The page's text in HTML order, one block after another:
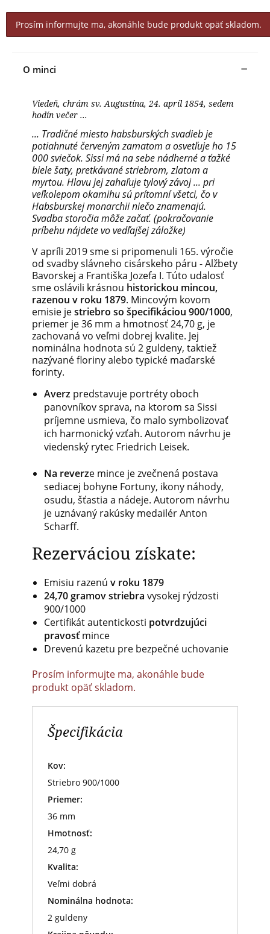
Prosím informujte ma, akonáhle bude produkt opäť skladom.
O minci
Viedeň, chrám sv. Augustína, 24. apríl 1854, sedem
hodín večer ...
... Tradičné miesto habsburských svadieb je
potiahnuté červeným zamatom a osvetľuje ho 15
000 sviečok. Sissi má na sebe nádherné a ťažké
biele šaty, pretkávané striebrom, zlatom a
myrtou. Hlavu jej zahaľuje tylový závoj ... pri
veľkolepom okamihu sú prítomní všetci, čo v
Habsburskej monarchii niečo znamenajú.
Svadba storočia môže začať. (pokračovanie
príbehu nájdete vo vedľajšej záložke)
V apríli 2019 sme si pripomenuli 165. výročie
od svadby slávneho cisárskeho páru - Alžbety
Bavorskej a Františka Jozefa I. Túto udalosť
sme oslávili krásnou historickou mincou,
razenou v roku 1879. Mincovým kovom
emisie jestriebro so špecifikáciou 900/1000,
priemer je 36 mm a hmotnosť 24,70 g, je
zachovaná vo veľmi dobrej kvalite. Jej
nominálna hodnota sú 2 guldeny, taktiež
nazývané floriny alebo typické maďarské
forinty.
Averz predstavuje portréty oboch
panovníkov sprava, na ktorom sa Sissi
príjemne usmieva, čo malo symbolizovať
ich harmonický vzťah. Autorom návrhu je
viedenský rytec Friedrich Leisek.
Na reverze mince je zvečnená postava
sediacej bohyne Fortuny, ikony náhody,
osudu, šťastia a nádeje. Autorom návrhu
je uznávaný rakúsky medailér Anton
Scharff.
Rezerváciou získate:
Emisiu razenú v roku 1879
24,70 gramov striebra vysokej rýdzosti
900/1000
Certifikát autentickosti potvrdzujúci
pravosťmince
Drevenú kazetu pre bezpečné uchovanie
Prosím informujte ma, akonáhle bude
produkt opäť skladom.
Špecifikácia
Kov:
Striebro 900/1000
Priemer:
36 mm
Hmotnosť:
24,70 g
Kvalita:
Veľmi dobrá
Nominálna hodnota:
2 guldeny